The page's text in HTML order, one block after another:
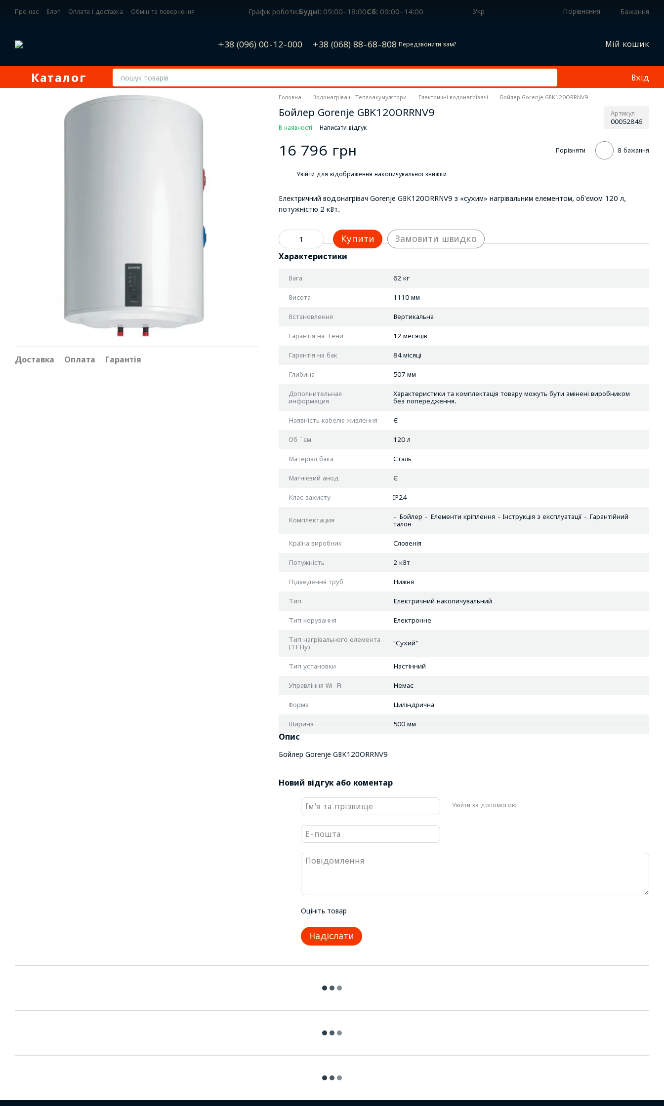
Про нас Блог Оплата і доставка
Обмін та повернення
Графік роботи:Будні: 09:00–18:00Сб: 09:00–14:00 Укр Порівняння Бажання
+38 (096) 00-12-000 +38 (068) 88-68-808 Передзвонити вам? Мій кошик
Каталог Вхід
Доставка Оплата Гарантія
Головна Водонагрівачі. Теплоакумулятори Електричні водонагрівачі Бойлер Gorenje GBK120ORRNV9
Бойлер Gorenje GBK120ORRNV9 Артикул
00052846
В наявності Написати відгук
16 796 грн Порівняти В бажання
Увійти для відображення накопичувальної знижки
Eлектричний водонагрівач Gorenje GBK120ORRNV9 з «сухим» нагрівальним елементом, об'ємом 120 л,
потужністю 2 кВт.
Купити Замовити швидко
Характеристики
Вага 62 кг
Висота 1110 мм
Встановлення Вертикальна
Гарантія на Тени 12 месяців
Гарантія на бак 84 місяці
Глибина 507 мм
Дополнительная
информация
Характеристики та комплектація товару можуть бути змінені виробником
без попередження.
Наявність кабелю живлення Є
Об `єм 120 л
Матеріал бака Сталь
Магнієвий анод Є
Клас захисту IP24
Комплектация
- Бойлер - Елементи кріплення - Інструкція з експлуатації - Гарантійний
талон
Країна виробник Словенія
Потужність 2 кВт
Підведення труб Нижня
Тип Електричний накопичувальний
Тип керування Електронне
Тип нагрівального елемента
(ТЕНу)
"Сухий"
Тип установки Настінний
Управління Wi-Fi Немає
Форма Циліндрична
Ширина 500 мм
Опис
Бойлер Gorenje GBK120ORRNV9
Новий відгук або коментар
Увійти за допомогою
Оцініть товар
Надіслати